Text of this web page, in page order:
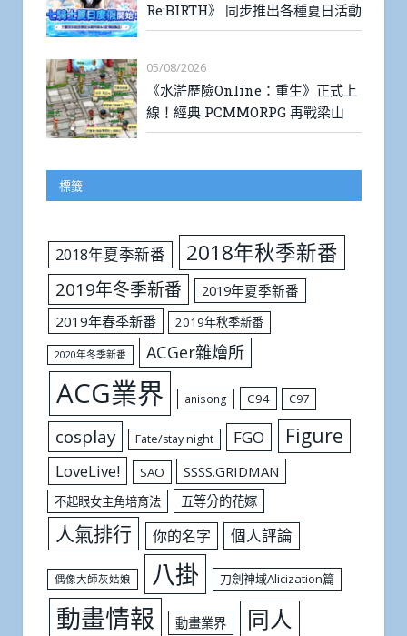
Re:BIRTH》 同步推出各種夏日活動
05/08/2026
《水滸歷險Online：重生》正式上
線！經典 PCMMORPG 再戰梁山
標籤
2018年夏季新番 2018年秋季新番
2019年冬季新番
2019年夏季新番
2019年春季新番
2019年秋季新番
2020年冬季新番 ACGer雜燴所
ACG業界 anisong C94 C97
cosplay Fate/stay night FGO Figure
LoveLive! SAO SSSS.GRIDMAN
不起眼女主角培育法 五等分的花嫁
人氣排行 你的名字 個人評論
偶像大師灰姑娘 八掛 刀劍神域Alicization篇
動畫情報 動畫業界 同人